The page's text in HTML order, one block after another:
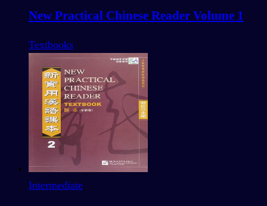
New Practical Chinese Reader Volume 1
Textbooks
Intermediate